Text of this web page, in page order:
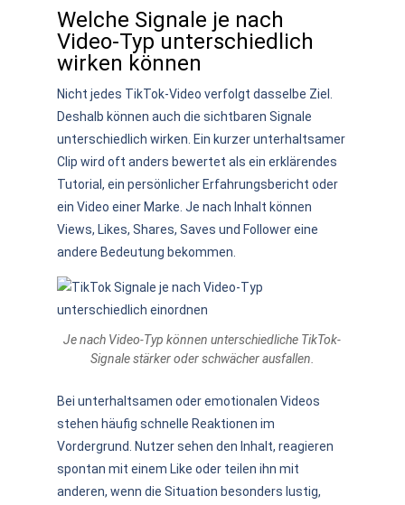
Welche Signale je nach
Video-Typ unterschiedlich
wirken können
Nicht jedes TikTok-Video verfolgt dasselbe Ziel.
Deshalb können auch die sichtbaren Signale
unterschiedlich wirken. Ein kurzer unterhaltsamer
Clip wird oft anders bewertet als ein erklärendes
Tutorial, ein persönlicher Erfahrungsbericht oder
ein Video einer Marke. Je nach Inhalt können
Views, Likes, Shares, Saves und Follower eine
andere Bedeutung bekommen.
Je nach Video-Typ können unterschiedliche TikTok-
Signale stärker oder schwächer ausfallen.
Bei unterhaltsamen oder emotionalen Videos
stehen häufig schnelle Reaktionen im
Vordergrund. Nutzer sehen den Inhalt, reagieren
spontan mit einem Like oder teilen ihn mit
anderen, wenn die Situation besonders lustig,